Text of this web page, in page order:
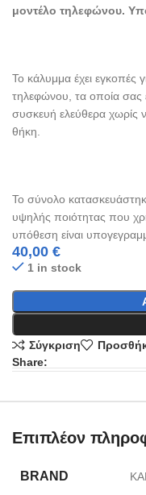
μοντέλο τηλεφώνου.
Το κάλυμμα έχει εγκοπές
τηλεφώνου, τα οποία σας
συσκευή ελεύθερα χωρίς
θήκη.
Το σύνολο
υψηλής ποιότητας που
υπόθεση είναι
40,00€
1 in stock
Σύγκριση
Share:
Επιπλέον
BRAND